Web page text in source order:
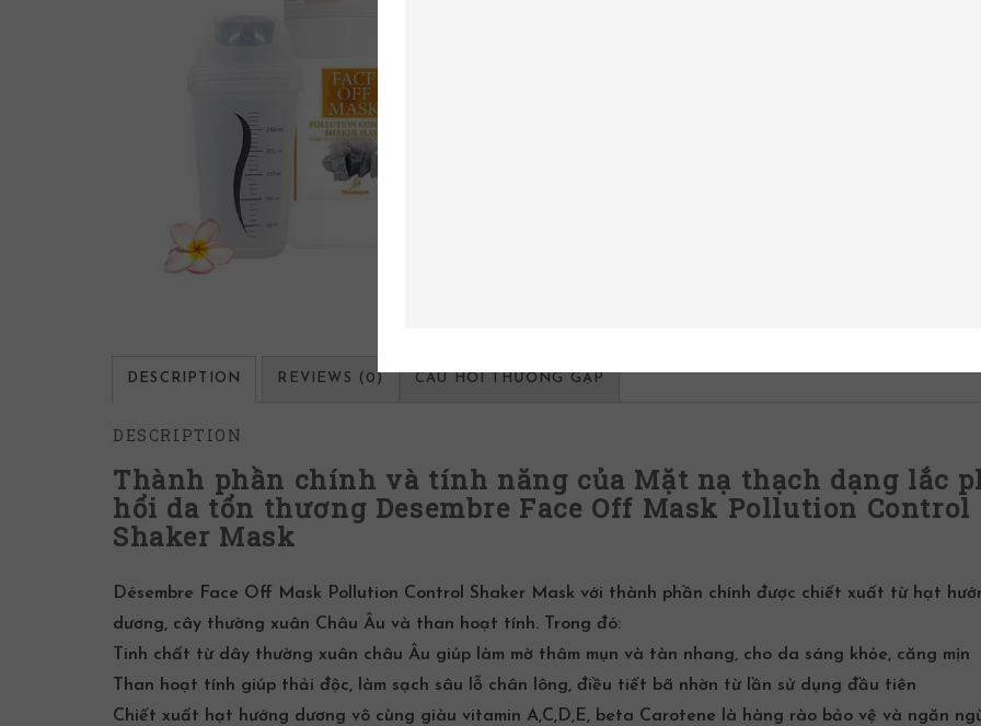
DESCRIPTION REVIEWS (0) CÂU HỎI THƯỜNG GẶP
DESCRIPTION
Thành phần chính và tính năng của Mặt nạ thạch dạng lắc
hổi da tổn thương Desembre Face Off Mask Pollution Control
Shaker Mask
Désembre Face Off Mask Pollution Control Shaker Mask với thành phần chính được chiết xuất từ hạt
dương, cây thường xuân Châu Âu và than hoạt tính. Trong đó:
Tinh chất từ dây thường xuân châu Âu giúp làm mờ thâm mụn và tàn nhang, cho da sáng khỏe, căng mịn
Than hoạt tính giúp thải độc, làm sạch sâu lỗ chân lông, điều tiết bã nhờn từ lần sử dụng đầu tiên
Chiết xuất hạt hướng dương vô cùng giàu vitamin A,C,D,E, beta Carotene là hàng rào bảo vệ và ngăn